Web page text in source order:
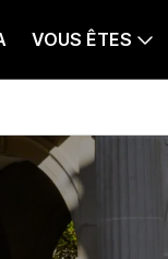
VOUS ÊTES